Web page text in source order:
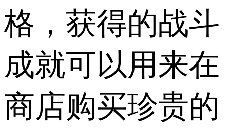
格，获得的战斗
成就可以用来在
商店购买珍贵的